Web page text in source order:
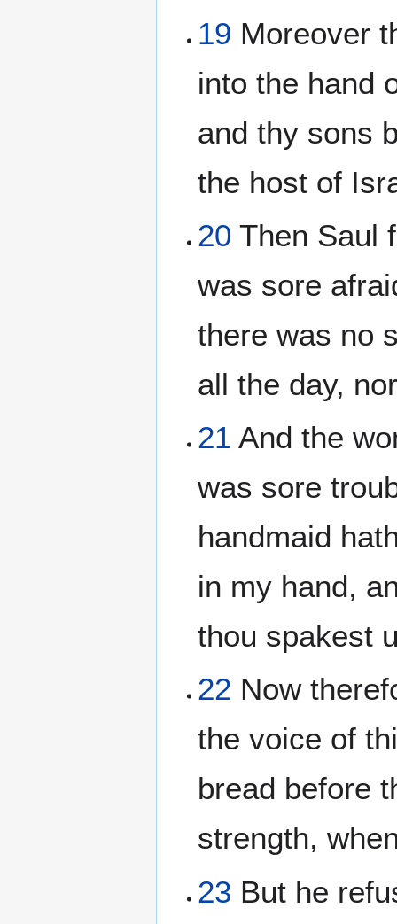
19 Moreover
into the hand
and thy sons
the host of
20 Then Saul
was sore
there was no
all the day,
21 And the
was sore
handmaid
in my hand,
thou spakest
22 Now
the voice of
bread before
strength,
23 But he